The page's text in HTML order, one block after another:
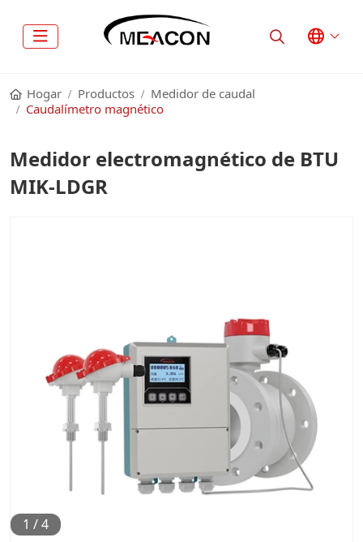
Hogar Productos
Medidor de caudal
Caudalímetro magnético
Medidor electromagnético de BTU
MIK-LDGR
1 /4